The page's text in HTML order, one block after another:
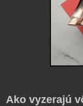
Ako vyzerajú